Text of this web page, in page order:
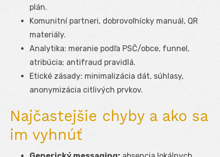
plán.
Komunitní partneri, dobrovoľnícky manuál, QR
materiály.
Analytika: meranie podľa PSČ/obce, funnel,
atribúcia; antifraud pravidlá.
Etické zásady: minimalizácia dát, súhlasy,
anonymizácia citlivých prvkov.
Najčastejšie chyby a ako sa
im vyhnúť